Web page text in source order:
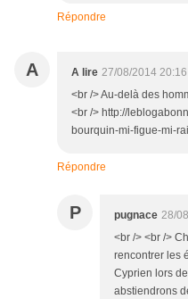
Répondre
A A lire 27/08/2014 20:16
<br /> Au-delà des
<br /> http://
bourquin-mi-figue-mi-
Répondre
P pugnace 28/
<br /> <br />
rencontrer les
Cyprien lors
abstiendrons